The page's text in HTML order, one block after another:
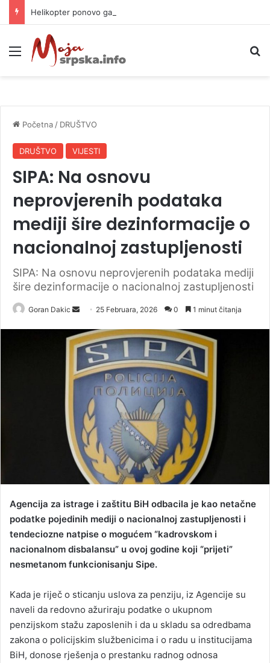
Helikopter ponovo gasi vatru u selima kod Trebinja
Meni
Početna / DRUŠTVO
DRUŠTVO VIJESTI
SIPA: Na osnovu
neprovjerenih podataka
mediji šire dezinformacije o
nacionalnoj zastupljenosti
SIPA: Na osnovu neprovjerenih podataka mediji
šire dezinformacije o nacionalnoj zastupljenosti
Goran Dakic
n
a
n
m
a
i
l
25 Februara, 2026 0 1 minut čitanja
Agencija za istrage i zaštitu BiH odbacila je kao netačne
podatke pojedinih mediji o nacionalnoj zastupljenosti i
tendeciozne natpise o mogućem “kadrovskom i
nacionalnom disbalansu” u ovoj godine koji “prijeti”
nesmetanom funkcionisanju Sipe.
Kada je riječ o sticanju uslova za penziju, iz Agencije su
naveli da redovno ažuriraju podatke o ukupnom
penzijskom stažu zaposlenih i da u skladu sa odredbama
zakona o policijskim službenicima i o radu u institucijama
BiH, donose rješenja o prestanku radnog odnosa